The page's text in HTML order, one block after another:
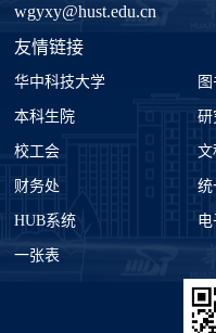
wgyxy@hust.edu.cn
友情链接
华中科技大学
本科生院 研
校工会 文
财务处 统
HUB系统
一张表